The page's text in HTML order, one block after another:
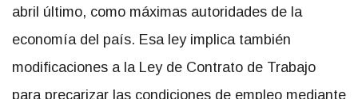
abril último, como máximas autoridades de la
economía del país. Esa ley implica también
modificaciones a la Ley de Contrato de Trabajo
para precarizar las condiciones de empleo mediante